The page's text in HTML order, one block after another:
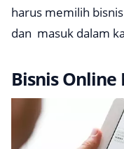
harus memilih
dan masuk dalam
Bisnis